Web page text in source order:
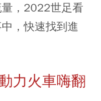
，2022世足看
，快速找到進
力火車嗨翻